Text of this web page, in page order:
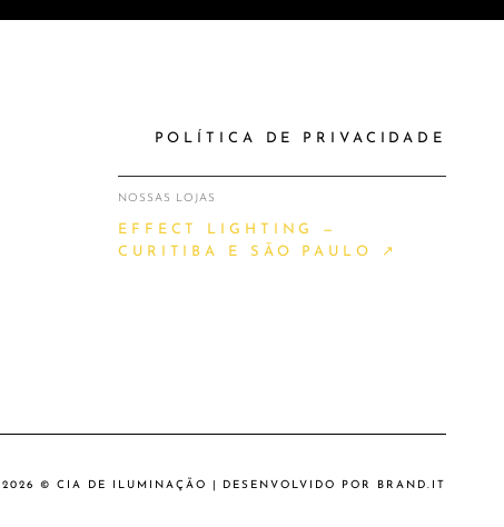
POLÍTICA DE PRIVACIDADE
NOSSAS LOJAS
EFFECT LIGHTING —
CURITIBA E SÃO PAULO ↗
2026 © CIA DE ILUMINAÇÃO | DESENVOLVIDO POR BRAND.IT